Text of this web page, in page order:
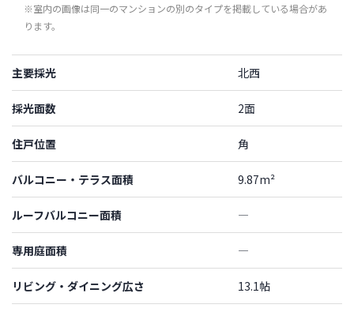
※室内の画像は同一のマンションの別のタイプを掲載している場合があ
ります。
主要採光 北西
採光面数 2面
住戸位置 角
バルコニー・テラス面積 9.87m²
ルーフバルコニー面積 ―
専用庭面積 ―
リビング・ダイニング広さ 13.1帖